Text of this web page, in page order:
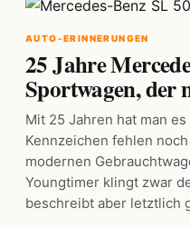
AUTO-ERINNERUNGEN
25 Jahre
Sportwagen, der
Mit 25 Jahren hat man
Kennzeichen fehlen
modernen
Youngtimer klingt zwar
beschreibt aber letztlich